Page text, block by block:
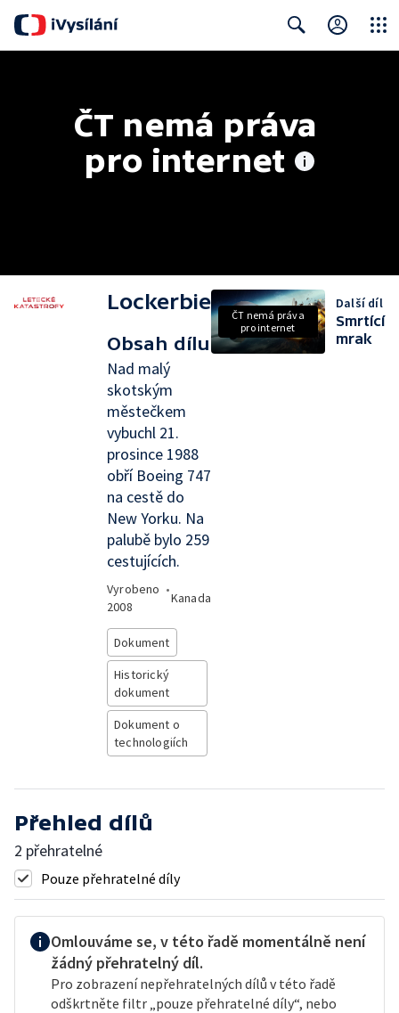
ČT nemá práva
pro internet
Lockerbie
Obsah dílu
Nad malý
skotským
městečkem
vybuchl 21.
prosince 1988
obří Boeing 747
na cestě do
New Yorku. Na
palubě bylo 259
cestujících.
Vyrobeno
2008
•
Kanada
Dokument
Historický
dokument
Dokument o
technologiích
ČT nemá práva
pro internet
Další díl
Smrtící
mrak
Přehled dílů
2 přehratelné
Pouze přehratelné díly
Omlouváme se, v této řadě momentálně není
žádný přehratelný díl.
Pro zobrazení nepřehratelných dílů v této řadě
odškrtněte filtr „pouze přehratelné díly“, nebo